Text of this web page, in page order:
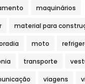
maquinários
material para
moto
transporte
viagens